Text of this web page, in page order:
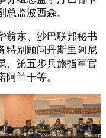
监波西森。
东、沙巴联邦秘书
特别顾问丹斯里阿尼
、第五步兵旅指军官
兰干等。